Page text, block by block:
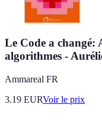
Le Code a changé:
algorithmes -
Ammareal FR
3.19 EURVoir le prix